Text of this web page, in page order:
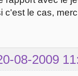
c'est le cas,
08-2009